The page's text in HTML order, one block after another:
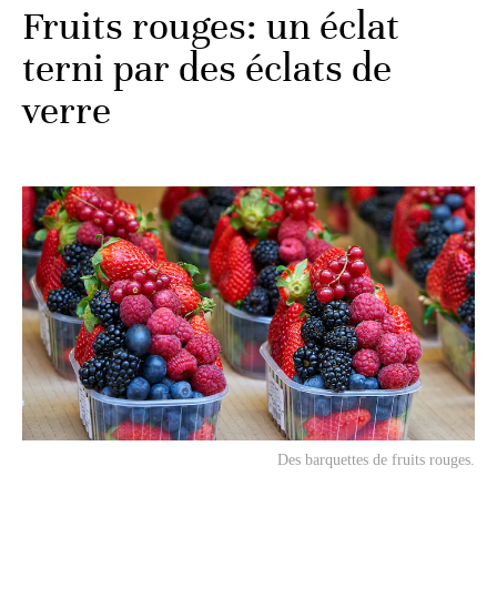
Fruits rouges: un éclat
terni par des éclats de
verre
Des barquettes de fruits rouges.